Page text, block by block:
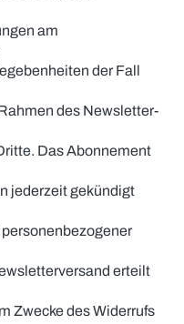
am
der Fall
des Newsletter-
Das Abonnement
jederzeit gekündigt
erteilt
Zwecke des Widerrufs